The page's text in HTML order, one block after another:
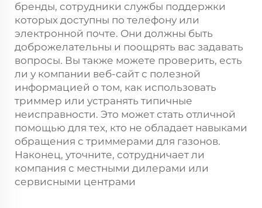
бренды, сотрудники службы поддержки
которых доступны по телефону или
электронной почте. Они должны быть
доброжелательны и поощрять вас задавать
вопросы. Вы также можете проверить, есть
ли у компании веб-сайт с полезной
информацией о том, как использовать
триммер или устранять типичные
неисправности. Это может стать отличной
помощью для тех, кто не обладает навыками
обращения с триммерами для газонов.
Наконец, уточните, сотрудничает ли
компания с местными дилерами или
сервисными центрами